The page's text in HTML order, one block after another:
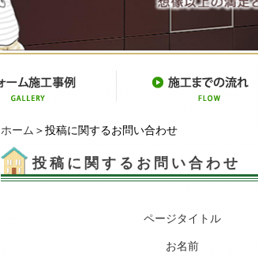
ホーム ＞投稿に関するお問い合わせ
投稿に関するお問い合わせ
ページタイトル
お名前